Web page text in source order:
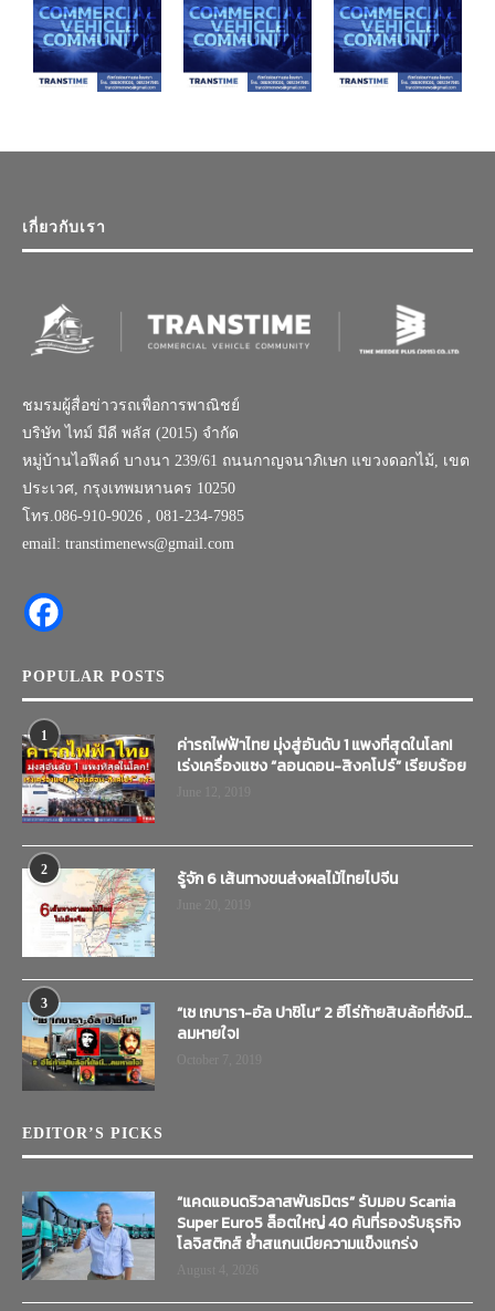
เกี่ยวกับเรา
ชมรมผู้สื่อข่าวรถเพื่อการพาณิชย์
บริษัท ไทม์ มีดี พลัส (2015) จำกัด
หมู่บ้านไอฟีลด์ บางนา 239/61 ถนนกาญจนาภิเษก แขวงดอกไม้, เขต
ประเวศ, กรุงเทพมหานคร 10250
โทร.086-910-9026 , 081-234-7985
email: transtimenews@gmail.com
POPULAR POSTS
1
ค่ารถไฟฟ้าไทย มุ่งสู่อันดับ 1 แพงที่สุดในโลก!
เร่งเครื่องแซง “ลอนดอน-สิงคโปร์” เรียบร้อย
2 รู้จัก 6 เส้นทางขนส่งผลไม้ไทยไปจีน
3
“เช เกบารา-อัล ปาชิโน” 2 ฮีโร่ท้ายสิบล้อที่ยังมี…
ลมหายใจ!
EDITOR’S PICKS
“แคดแอนดริวลาสพันธมิตร” รับมอบ Scania
Super Euro5 ล็อตใหญ่ 40 คันที่รองรับธุรกิจ
โลจิสติกส์ ย้ำสแกนเนียความแข็งแกร่ง